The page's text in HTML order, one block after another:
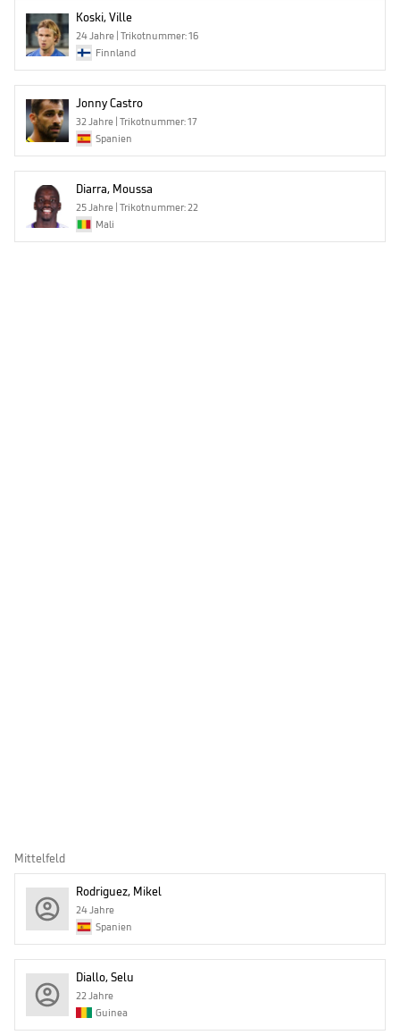
Koski, Ville
24 Jahre | Trikotnummer: 16
Finnland
Jonny Castro
32 Jahre | Trikotnummer: 17
Spanien
Diarra, Moussa
25 Jahre | Trikotnummer: 22
Mali
Mittelfeld
Rodriguez, Mikel
24 Jahre
Spanien
Diallo, Selu
22 Jahre
Guinea